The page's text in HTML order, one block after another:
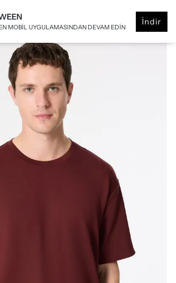
MOBIL UYGULAMASINDAN DEVAM EDIN
İndir